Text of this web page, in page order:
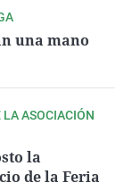
una mano
LA ASOCIACIÓN
la
de la Feria